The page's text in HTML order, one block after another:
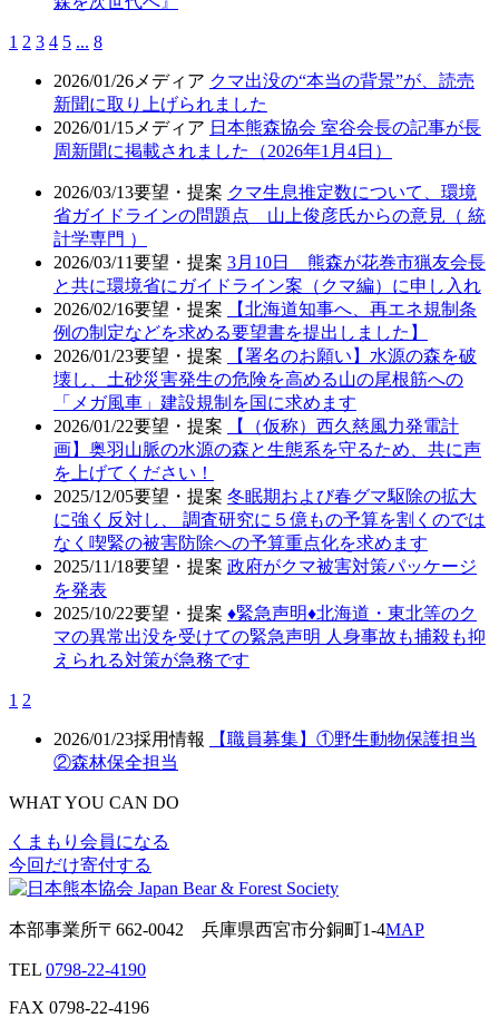
1 2 3 4 5 ... 8
2026/01/26 メディア クマ出没の“本当の背景”が、読売
新聞に取り上げられました
2026/01/15 メディア 日本熊森協会 室谷会長の記事が長
周新聞に掲載されました（2026年1月4日）
2026/03/13要望・提案 クマ生息推定数について、環境
省ガイドラインの問題点 山上俊彦氏からの意見（ 統
計学専門 ）
2026/03/11要望・提案 3月10日 熊森が花巻市猟友会長
と共に環境省にガイドライン案（クマ編）に申し入れ
2026/02/16要望・提案
【北海道知事へ、再エネ規制条
例の制定などを求める要望書を提出しました】
2026/01/23要望・提案
【署名のお願い】水源の森を破
壊し、土砂災害発生の危険を高める山の尾根筋への
「メガ風車」建設規制を国に求めます
2026/01/22要望・提案
【（仮称）西久慈風力発電計
画】奥羽山脈の水源の森と生態系を守るため、共に声
を上げてください！
2025/12/05要望・提案 冬眠期および春グマ駆除の拡大
に強く反対し、 調査研究に５億もの予算を割くのでは
なく喫緊の被害防除への予算重点化を求めます
2025/11/18要望・提案 政府がクマ被害対策パッケージ
を発表
2025/10/22要望・提案 ♦️緊急声明♦️北海道・東北等のク
マの異常出没を受けての緊急声明 人身事故も捕殺も抑
えられる対策が急務です
1 2
2026/01/23採用情報
【職員募集】①野生動物保護担当
②森林保全担当
WHAT YOU CAN DO
くまもり会員になる
今回だけ寄付する
本部事業所〒662-0042 兵庫県西宮市分銅町1-4MAP
TEL 0798-22-4190
FAX 0798-22-4196